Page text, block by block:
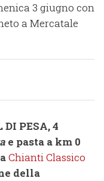
3 giugno con
a Mercatale
PESA, 4
e pasta a km 0
Chianti Classico
della